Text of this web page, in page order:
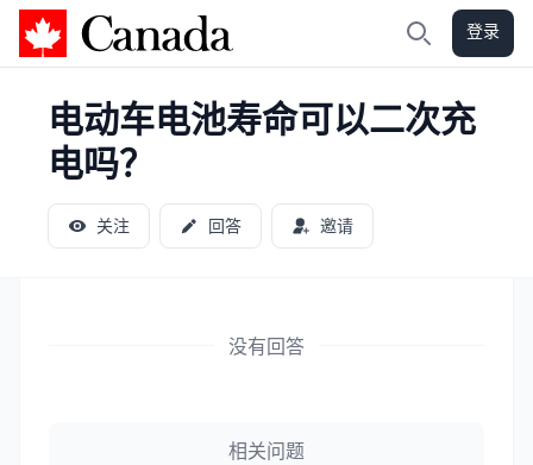
加拿大攻略 登录
电动车电池寿命可以二次充
电吗？
关注 回答 邀请
没有回答
相关问题